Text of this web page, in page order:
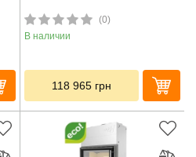
(0)
В наличии
118 965 грн